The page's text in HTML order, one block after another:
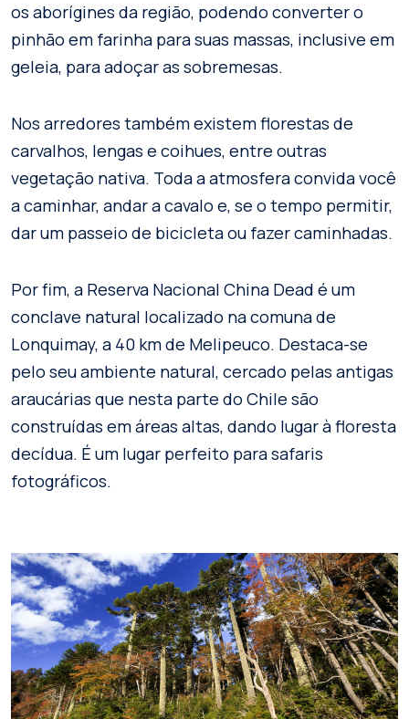
os aborígines da região, podendo converter o
pinhão em farinha para suas massas, inclusive em
geleia, para adoçar as sobremesas.
Nos arredores também existem florestas de
carvalhos, lengas e coihues, entre outras
vegetação nativa. Toda a atmosfera convida você
a caminhar, andar a cavalo e, se o tempo permitir,
dar um passeio de bicicleta ou fazer caminhadas.
Por fim, a Reserva Nacional China Dead é um
conclave natural localizado na comuna de
Lonquimay, a 40 km de Melipeuco. Destaca-se
pelo seu ambiente natural, cercado pelas antigas
araucárias que nesta parte do Chile são
construídas em áreas altas, dando lugar à floresta
decídua. É um lugar perfeito para safaris
fotográficos.